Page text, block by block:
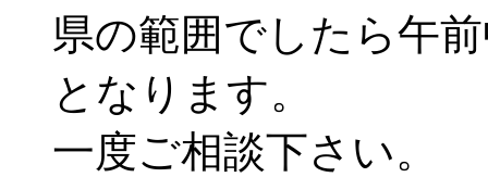
県の範囲でしたら午
となります。
一度ご相談下さい。